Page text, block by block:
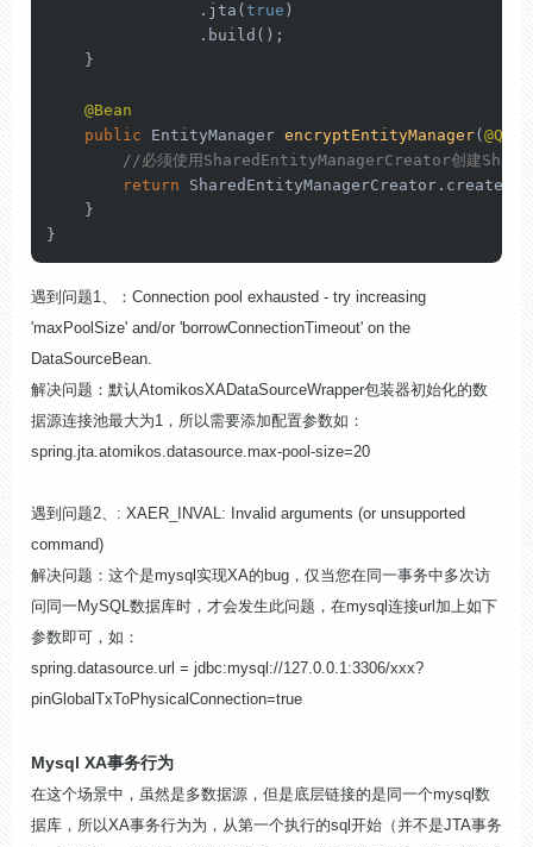
                .jta(
true )
                .build();
    }
@Bean
public EntityManager encryptEntityManager(
//必须使用SharedEntityManagerCreator创建
return
    }
}
遇到问题1、：Connection pool exhausted - try increasing
'maxPoolSize' and/or 'borrowConnectionTimeout' on the
DataSourceBean.
解决问题：默认AtomikosXADataSourceWrapper包装器初始化的数
据源连接池最大为1，所以需要添加配置参数如：
spring.jta.atomikos.datasource.max-pool-size=20
遇到问题2、: XAER_INVAL: Invalid arguments (or unsupported
command)
解决问题：这个是mysql实现XA的bug，仅当您在同一事务中多次访
问同一MySQL数据库时，才会发生此问题，在mysql连接url加上如下
参数即可，如：
spring.datasource.url = jdbc:mysql://127.0.0.1:3306/xxx?
pinGlobalTxToPhysicalConnection=true
Mysql XA事务行为
在这个场景中，虽然是多数据源，但是底层链接的是同一个mysql数
据库，所以XA事务行为为，从第一个执行的sql开始（并不是JTA事务